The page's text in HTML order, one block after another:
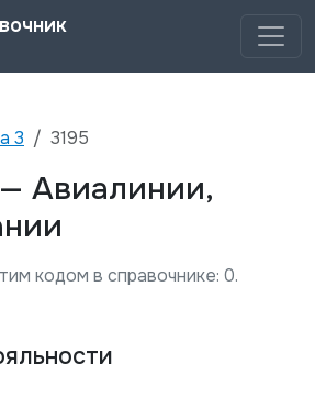
3 3195
— Авиалинии,
кодом в справочнике: 0.